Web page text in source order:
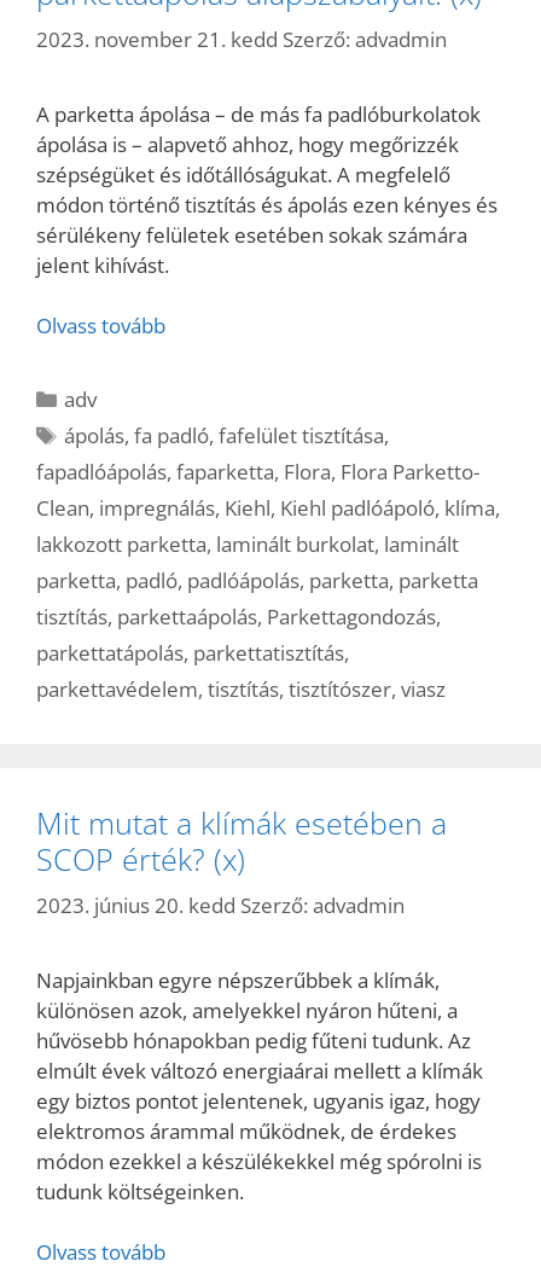
2023. november 21. kedd Szerző: advadmin
A parketta ápolása – de más fa padlóburkolatok
ápolása is – alapvető ahhoz, hogy megőrizzék
szépségüket és időtállóságukat. A megfelelő
módon történő tisztítás és ápolás ezen kényes és
sérülékeny felületek esetében sokak számára
jelent kihívást.
Olvass tovább
Kategória
adv
Címkék
ápolás,fa padló,fafelület tisztítása,
fapadlóápolás, faparketta, Flora, Flora Parketto-
Clean, impregnálás, Kiehl, Kiehl padlóápoló, klíma,
lakkozott parketta, laminált burkolat, laminált
parketta, padló, padlóápolás, parketta, parketta
tisztítás, parkettaápolás, Parkettagondozás,
parkettatápolás, parkettatisztítás,
parkettavédelem, tisztítás, tisztítószer, viasz
Mit mutat a klímák esetében a
SCOP érték? (x)
2023. június 20. kedd Szerző: advadmin
Napjainkban egyre népszerűbbek a klímák,
különösen azok, amelyekkel nyáron hűteni, a
hűvösebb hónapokban pedig fűteni tudunk. Az
elmúlt évek változó energiaárai mellett a klímák
egy biztos pontot jelentenek, ugyanis igaz, hogy
elektromos árammal működnek, de érdekes
módon ezekkel a készülékekkel még spórolni is
tudunk költségeinken.
Olvass tovább